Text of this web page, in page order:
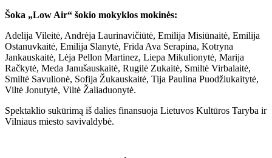
Šoka „Low Air“ šokio mokyklos mokinės:
Adelija Vileitė, Andrėja Laurinavičiūtė, Emilija Misiūnaitė, Emilija
Ostanuvkaitė, Emilija Slanytė, Frida Ava Serapina, Kotryna
Jankauskaitė, Lėja Pellon Martinez, Liepa Mikulionytė, Marija
Račkytė, Meda Janušauskaitė, Rugilė Zukaitė, Smiltė Virbalaitė,
Smiltė Savulionė, Sofija Žukauskaitė, Tija Paulina Puodžiukaitytė,
Viltė Jonutytė, Viltė Žaliaduonytė.
Spektaklio sukūrimą iš dalies finansuoja Lietuvos Kultūros Taryba ir
Vilniaus miesto savivaldybė.